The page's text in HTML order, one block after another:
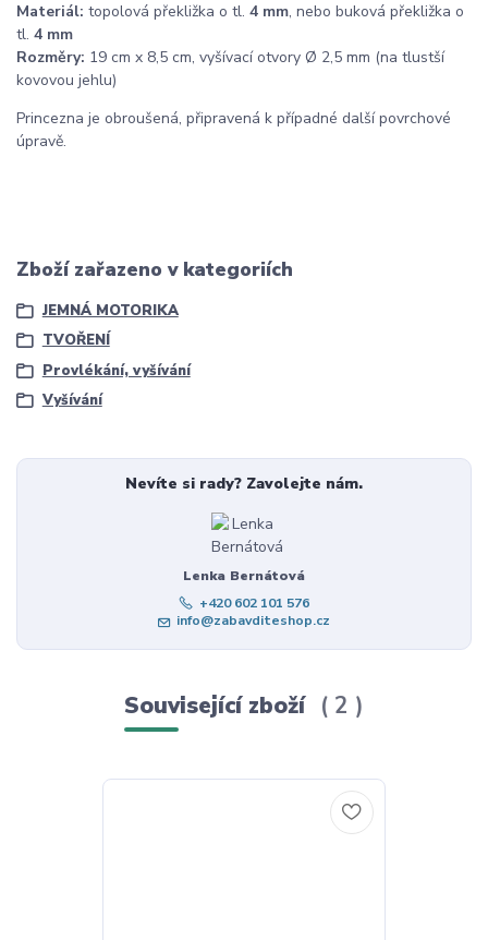
Materiál: topolová překližka o tl. 4 mm, nebo buková překližka o
tl. 4 mm
Rozměry: 19 cm x 8,5 cm, vyšívací otvory Ø 2,5 mm (na tlustší
kovovou jehlu)
Princezna je obroušená, připravená k případné další povrchové
úpravě.
Zboží zařazeno v kategoriích
JEMNÁ MOTORIKA
TVOŘENÍ
Provlékání, vyšívání
Vyšívání
Nevíte si rady? Zavolejte nám.
Lenka Bernátová
+420 602 101 576
info@zabavditeshop.cz
Související zboží 2